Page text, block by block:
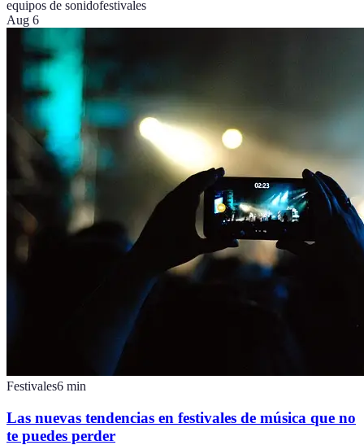
equipos de sonidofestivales
Aug 6
Festivales6 min
Las nuevas tendencias en festivales de música que no
te puedes perder